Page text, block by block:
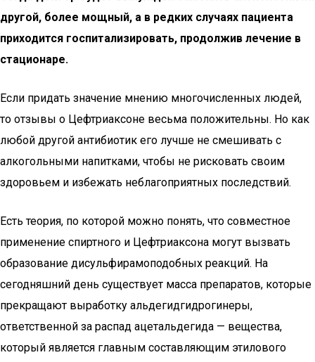
другой, более мощный, а в редких случаях пациента
приходится госпитализировать, продолжив лечение в
стационаре.
Если придать значение мнению многочисленных людей,
то отзывы о Цефтриаксоне весьма положительны. Но как
любой другой антибиотик его лучше не смешивать с
алкогольными напитками, чтобы не рисковать своим
здоровьем и избежать неблагоприятных последствий.
Есть теория, по которой можно понять, что совместное
применение спиртного и Цефтриаксона могут вызвать
образование дисульфирамоподобных реакций. На
сегодняшний день существует масса препаратов, которые
прекращают выработку альдегидгидрогинеры,
ответственной за распад ацетальдегида — вещества,
который является главным составляющим этилового